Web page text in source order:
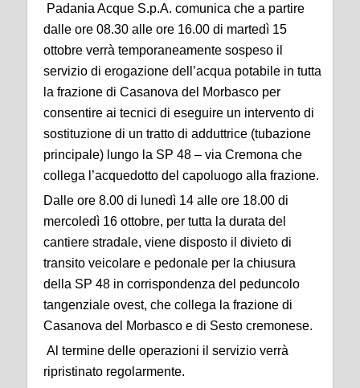
Padania Acque S.p.A. comunica che a partire
dalle ore 08.30 alle ore 16.00 di martedì 15
ottobre verrà temporaneamente sospeso il
servizio di erogazione dell’acqua potabile in tutta
la frazione di Casanova del Morbasco per
consentire ai tecnici di eseguire un intervento di
sostituzione di un tratto di adduttrice (tubazione
principale) lungo la SP 48 – via Cremona che
collega l’acquedotto del capoluogo alla frazione.
Dalle ore 8.00 di lunedì 14 alle ore 18.00 di
mercoledì 16 ottobre, per tutta la durata del
cantiere stradale, viene disposto il divieto di
transito veicolare e pedonale per la chiusura
della SP 48 in corrispondenza del peduncolo
tangenziale ovest, che collega la frazione di
Casanova del Morbasco e di Sesto cremonese.
Al termine delle operazioni il servizio verrà
ripristinato regolarmente.